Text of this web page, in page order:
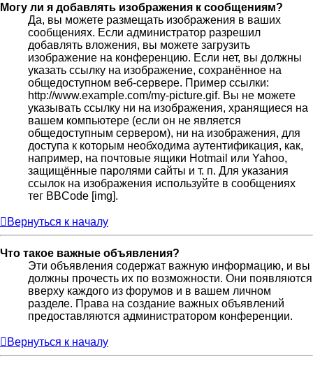
Могу ли я добавлять изображения к сообщениям?
Да, вы можете размещать изображения в ваших
сообщениях. Если администратор разрешил
добавлять вложения, вы можете загрузить
изображение на конференцию. Если нет, вы должны
указать ссылку на изображение, сохранённое на
общедоступном веб-сервере. Пример ссылки:
http://www.example.com/my-picture.gif. Вы не можете
указывать ссылку ни на изображения, хранящиеся на
вашем компьютере (если он не является
общедоступным сервером), ни на изображения, для
доступа к которым необходима аутентификация, как,
например, на почтовые ящики Hotmail или Yahoo,
защищённые паролями сайты и т. п. Для указания
ссылок на изображения используйте в сообщениях
тег BBCode [img].
Вернуться к началу
Что такое важные объявления?
Эти объявления содержат важную информацию, и вы
должны прочесть их по возможности. Они появляются
вверху каждого из форумов и в вашем личном
разделе. Права на создание важных объявлений
предоставляются администратором конференции.
Вернуться к началу